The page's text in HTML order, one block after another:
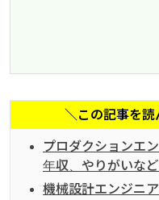
＼この記事を
プロダクションエ
年収、やりがいな
機械設計エンジニ